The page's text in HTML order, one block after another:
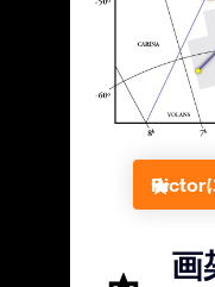
Pictor
画